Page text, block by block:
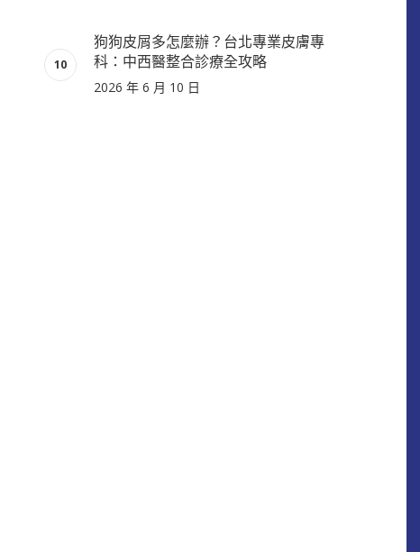
狗狗皮屑多怎麼辦？台北專業皮膚專
科：中西醫整合診療全攻略
2026 年 6 月 10 日